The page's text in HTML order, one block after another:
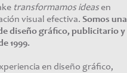
transformamos ideasen
visual efectiva. Somos una
diseño gráfico, publicitario y
1999.
en diseño gráfico,